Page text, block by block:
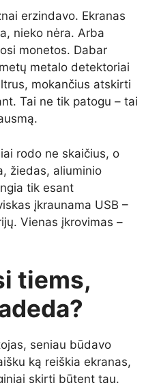
erzindavo. Ekranas
nieko nėra. Arba
monetos. Dabar
metalo detektoriai
mokančius atskirti
Tai ne tik patogu – tai
rodo ne skaičius, o
žiedas, aliuminio
tik esant
įkraunama USB –
Vienas įkrovimas –
tiems,
seniau būdavo
ką reiškia ekranas,
skirti būtent tau.